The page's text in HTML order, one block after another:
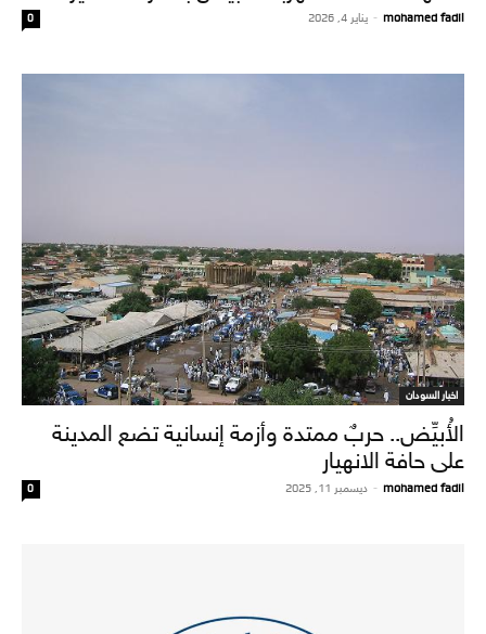
mohamed fadil
- يناير 4, 2026 0
اخبار السودان
الأُبيِّض.. حربٌ ممتدة وأزمة إنسانية تضع المدينة
على حافة الانهيار
mohamed fadil
- ديسمبر 11, 2025 0